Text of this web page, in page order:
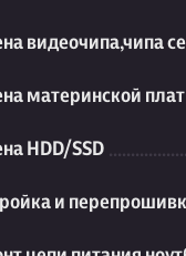
видеочипа,чипа
материнской
HDD/SSD
и